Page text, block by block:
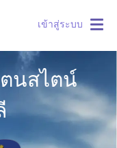
เข้าสู่ระบบ
นสไตน์